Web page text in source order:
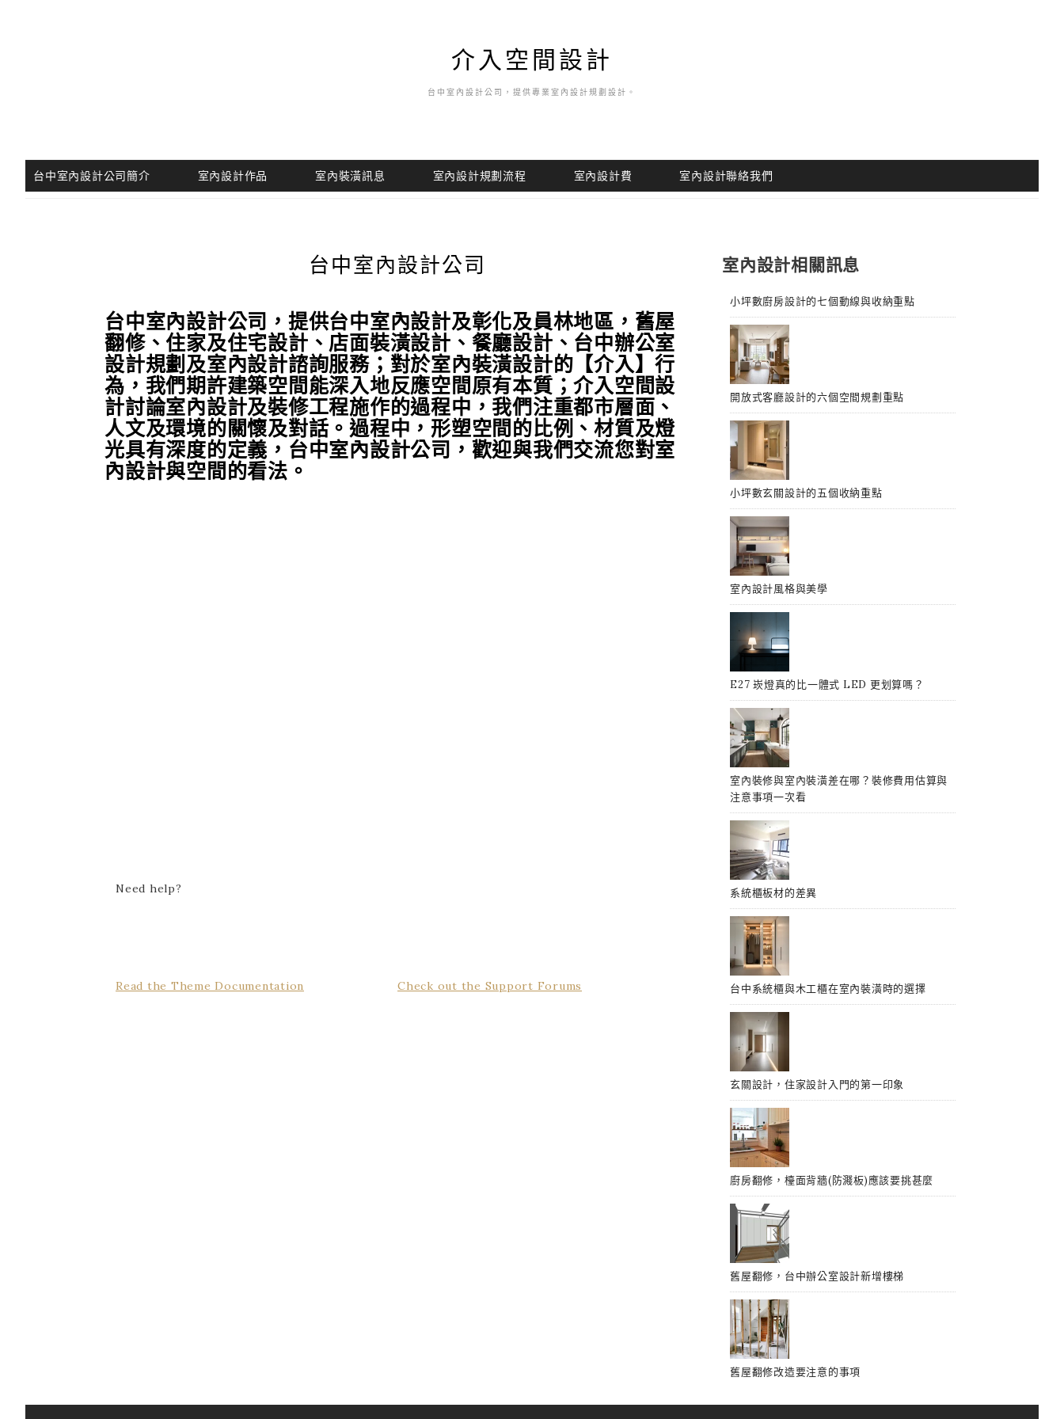
介入空間設計
台中室內設計公司，提供專業室內設計規劃設計。
台中室內設計公司簡介 室內設計作品 室內裝潢訊息 室內設計規劃流程 室內設計費 室內設計聯絡我們
台中室內設計公司
台中室內設計公司，提供台中室內設計及彰化及員林地區，舊屋
翻修、住家及住宅設計、店面裝潢設計、餐廳設計、台中辦公室
設計規劃及室內設計諮詢服務；對於室內裝潢設計的【介入】行
為，我們期許建築空間能深入地反應空間原有本質；介入空間設
計討論室內設計及裝修工程施作的過程中，我們注重都市層面、
人文及環境的關懷及對話。過程中，形塑空間的比例、材質及燈
光具有深度的定義， 台中室內設計公司， 歡迎與我們交流您對室
內設計與空間的看法。
Need help?
Read the Theme Documentation Check out the Support Forums
室內設計相關訊息
小坪數廚房設計的七個動線與收納重點
開放式客廳設計的六個空間規劃重點
小坪數玄關設計的五個收納重點
室內設計風格與美學
E27 崁燈真的比一體式 LED 更划算嗎？
室內裝修與室內裝潢差在哪？裝修費用估算與
注意事項一次看
系統櫃板材的差異
台中系統櫃與木工櫃在室內裝潢時的選擇
玄關設計，住家設計入門的第一印象
廚房翻修，檯面背牆(防濺板)應該要挑甚麼
舊屋翻修，台中辦公室設計新增樓梯
舊屋翻修改造要注意的事項